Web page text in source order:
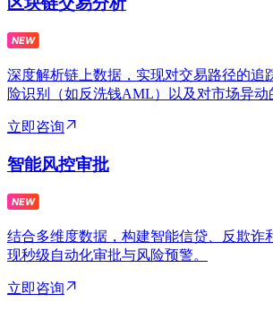
深度解析链上数据，实现对交易路径的追
险识别（如反洗钱AML）以及对市场异动
立即咨询
智能风控审批
结合多维度数据，构建智能信贷、反欺诈
现秒级自动化审批与风险预警。
立即咨询